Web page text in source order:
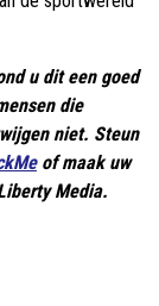
u dit een goed
die
niet. Steun
of maak uw
Media.